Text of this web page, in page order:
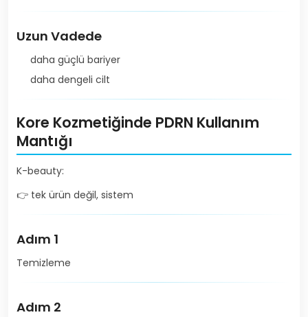
Uzun Vadede
daha güçlü bariyer
daha dengeli cilt
Kore Kozmetiğinde PDRN Kullanım
Mantığı
K-beauty:
👉 tek ürün değil, sistem
Adım 1
Temizleme
Adım 2